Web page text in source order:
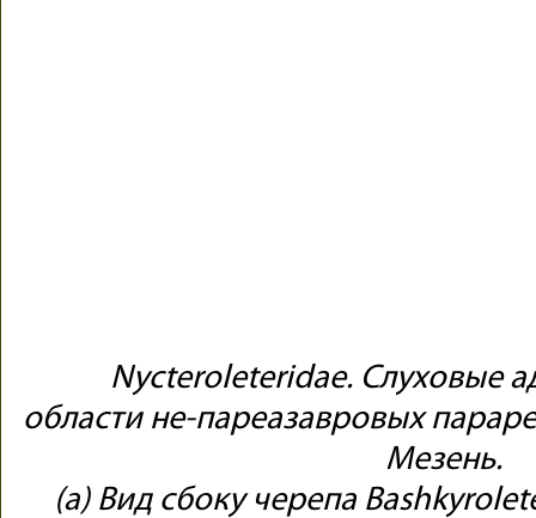
Nycteroleteridae. Слуховые
области не-пареазавровых
Мезень.
(a) Вид сбоку черепа